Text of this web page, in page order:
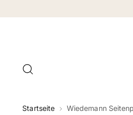
Startseite Wiedemann